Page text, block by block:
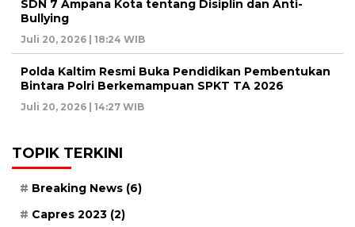
SDN 7 Ampana Kota tentang Disiplin dan Anti-
Bullying
Juli 20, 2026 | 18:24 WIB
Polda Kaltim Resmi Buka Pendidikan Pembentukan
Bintara Polri Berkemampuan SPKT TA 2026
Juli 20, 2026 | 14:27 WIB
TOPIK TERKINI
Breaking News (6)
Capres 2023 (2)